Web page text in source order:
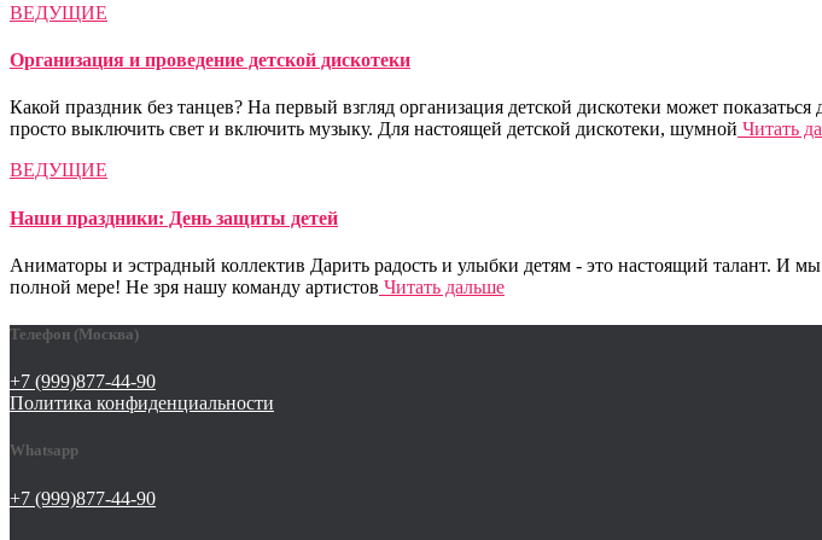
ВЕДУЩИЕ
Организация и проведение детской дискотеки
Какой праздник без танцев? На первый взгляд организация детской дискотеки может
просто выключить свет и включить музыку. Для настоящей детской дискотеки, шумной Читать
ВЕДУЩИЕ
Наши праздники: День защиты детей
Аниматоры и эстрадный коллектив Дарить радость и улыбки детям - это настоящий талант. И
полной мере! Не зря нашу команду артистов Читать дальше
Телефон (Москва)
+7 (999)877-44-90
Политика конфиденциальности
Whatsapp
+7 (999)877-44-90